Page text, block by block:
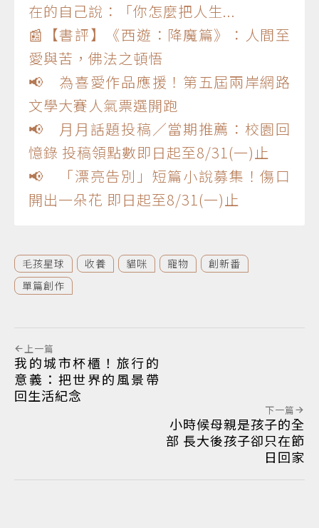
在的自己說：「你怎麼把人生...
📰【書評】《西遊：降魔篇》：人間至
愛與苦，佛法之頓悟
📢 為喜愛作品應援！第五屆兩岸網路
文學大賽人氣票選開跑
📢 月月話題投稿／當期推薦：校園回
憶錄 投稿領點數即日起至8/31(一)止
📢 「漂亮告別」短篇小說募集！傷口
開出一朵花 即日起至8/31(一)止
毛孩星球 收養 貓咪 寵物
創新番
單篇創作
上一篇
我的城市杯櫃！旅行的
意義：把世界的風景帶
回生活紀念
下一篇
小時候母親是孩子的全
部 長大後孩子卻只在節
日回家